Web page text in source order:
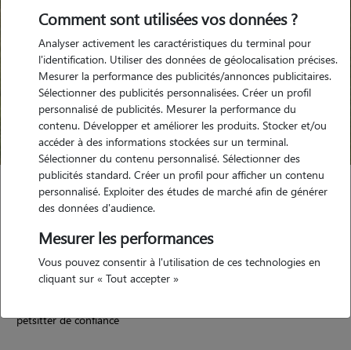
Emilie
Basse-Goulaine 44115
maison
5/5 (14 avis)
petsitter de confiance
Comment sont utilisées vos données ?
Analyser activement les caractéristiques du terminal pour
l'identification. Utiliser des données de géolocalisation précises.
Mesurer la performance des publicités/annonces publicitaires.
Sélectionner des publicités personnalisées. Créer un profil
personnalisé de publicités. Mesurer la performance du
contenu. Développer et améliorer les produits. Stocker et/ou
accéder à des informations stockées sur un terminal.
Sélectionner du contenu personnalisé. Sélectionner des
publicités standard. Créer un profil pour afficher un contenu
personnalisé. Exploiter des études de marché afin de générer
des données d'audience.
Mesurer les performances
Vous pouvez consentir à l'utilisation de ces technologies en
cliquant sur « Tout accepter »